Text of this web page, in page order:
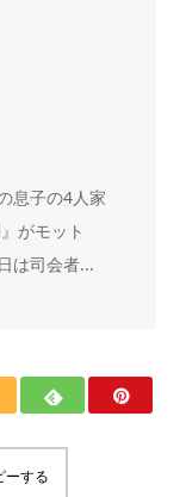
息子の4人家
がモット
は司会者...
ーする